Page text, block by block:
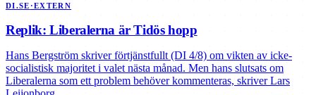
DI.SE ·EXTERN
Replik: Liberalerna är Tidös hopp
Hans Bergström skriver förtjänstfullt (DI 4/8) om vikten av icke-
socialistisk majoritet i valet nästa månad. Men hans slutsats om
Liberalerna som ett problem behöver kommenteras, skriver Lars